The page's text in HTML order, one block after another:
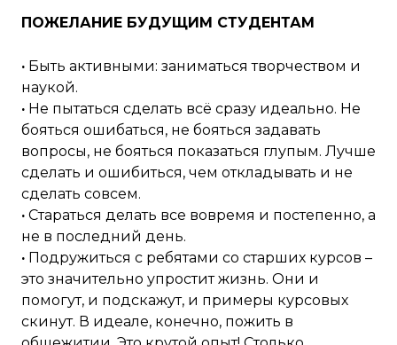
ПОЖЕЛАНИЕ БУДУЩИМ СТУДЕНТАМ
· Быть активными: заниматься творчеством и
наукой.
· Не пытаться сделать всё сразу идеально. Не
бояться ошибаться, не бояться задавать
вопросы, не бояться показаться глупым. Лучше
сделать и ошибиться, чем откладывать и не
сделать совсем.
· Стараться делать все вовремя и постепенно, а
не в последний день.
· Подружиться с ребятами со старших курсов –
это значительно упростит жизнь. Они и
помогут, и подскажут, и примеры курсовых
скинут. В идеале, конечно, пожить в